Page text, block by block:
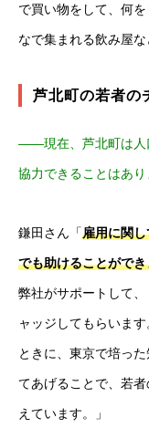
で買い物をして、何
なで集まれる飲み屋な
芦北町の若者の
――現在、芦北町は人
協力できることはあり
鎌田さん「雇用に関
でも助けることがで
弊社がサポートして
ャッジしてもらいま
ときに、東京で培っ
てあげることで、若
えています。」